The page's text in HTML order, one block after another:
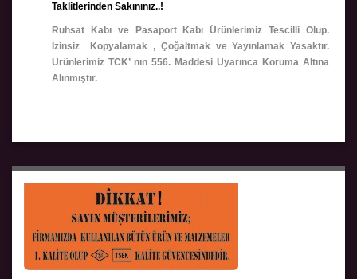
Taklitlerinden Sakınınız..!
Ruhsat Kabı ve Pasaport Kabı Ürünlerimiz Tescilli Olup.
İzinsiz Kopyalamak , Çoğaltmak ve Yayınlamak Yasaktır.
Ürünlerimiz TCK’ nın 556. Maddesi Uyarınca Koruma Altına
Alınmıştır.